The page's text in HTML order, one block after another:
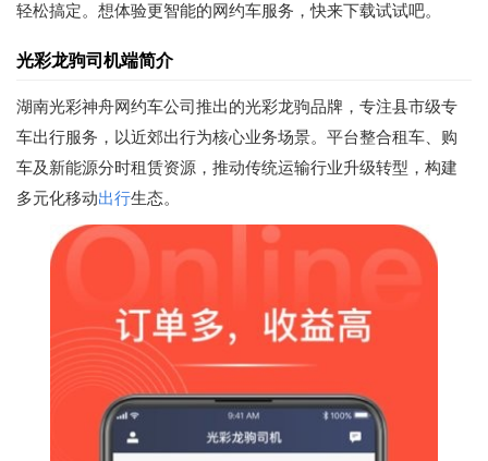
轻松搞定。想体验更智能的网约车服务，快来下载试试吧。
光彩龙驹司机端简介
湖南光彩神舟网约车公司推出的光彩龙驹品牌，专注县市级专
车出行服务，以近郊出行为核心业务场景。平台整合租车、购
车及新能源分时租赁资源，推动传统运输行业升级转型，构建
多元化移动出行生态。